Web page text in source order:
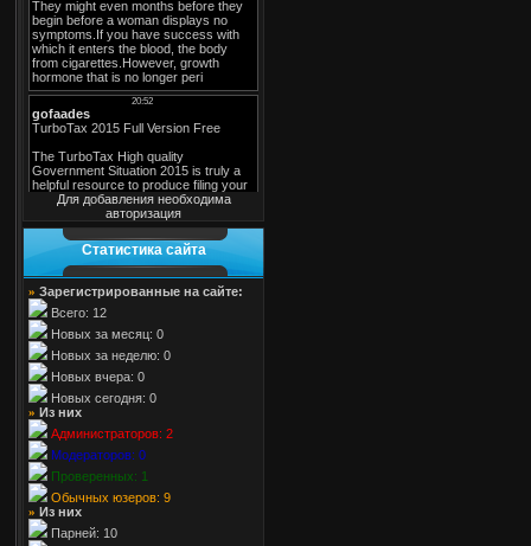
Для добавления необходима
авторизация
Cтатистика cайта
» Зарегистрированные на сайте:
Всего: 12
Новых за месяц: 0
Новых за неделю: 0
Новых вчера: 0
Новых сегодня: 0
» Из них
Администраторов: 2
Модераторов: 0
Проверенных: 1
Обычных юзеров: 9
» Из них
Парней: 10